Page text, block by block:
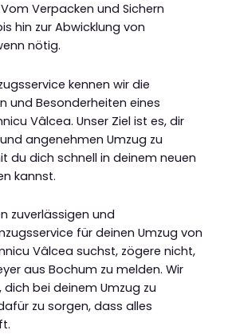
Verpacken und Sichern
hin zur Abwicklung von
nötig.
kennen wir die
und Besonderheiten eines
Vâlcea. Unser Ziel ist es, dir
angenehmen Umzug zu
du dich schnell in deinem neuen
kannst.
zuverlässigen und
für deinen Umzug von
Vâlcea suchst, zögere nicht,
aus Bochum zu melden. Wir
bei deinem Umzug zu
zu sorgen, dass alles